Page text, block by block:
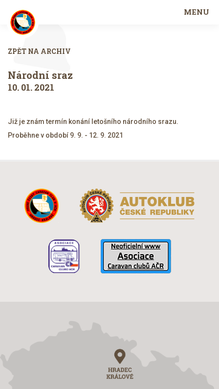
MENU
ZPĚT NA ARCHIV
Národní sraz
10. 01. 2021
Již je znám termín konání letošního národního srazu.
Proběhne v období 9. 9. - 12. 9. 2021